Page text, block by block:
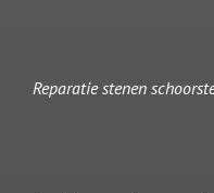
Reparatie stenen